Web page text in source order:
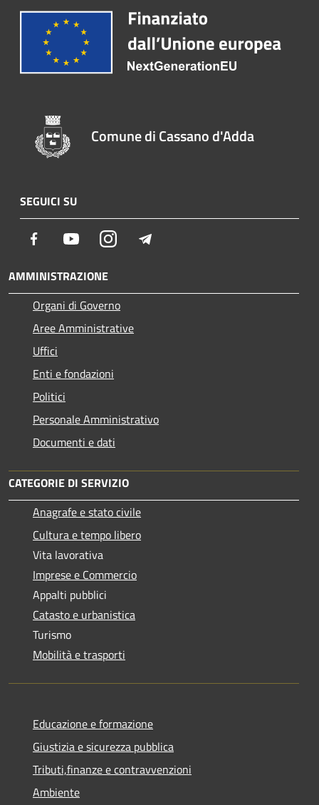
Comune di Cassano d'Adda
SEGUICI SU
Facebook YoutubeInstagram
AMMINISTRAZIONE
Organi di Governo
Aree Amministrative
Uffici
Enti e fondazioni
Politici
Personale Amministrativo
Documenti e dati
CATEGORIE DI SERVIZIO
Anagrafe e stato civile
Cultura e tempo libero
Vita lavorativa
Imprese e Commercio
Appalti pubblici
Catasto e urbanistica
Turismo
Mobilità e trasporti
Educazione e formazione
Giustizia e sicurezza pubblica
Tributi,finanze e contravvenzioni
Ambiente